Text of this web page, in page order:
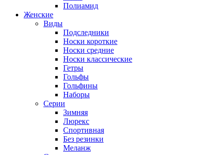
Полиамид
Женские
Виды
Подследники
Носки короткие
Носки средние
Носки классические
Гетры
Гольфы
Гольфины
Наборы
Серии
Зимняя
Люрекс
Спортивная
Без резинки
Меланж